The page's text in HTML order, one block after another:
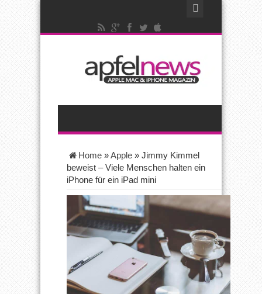
Home »Apple » Jimmy Kimmel
beweist – Viele Menschen halten ein
iPhone für ein iPad mini